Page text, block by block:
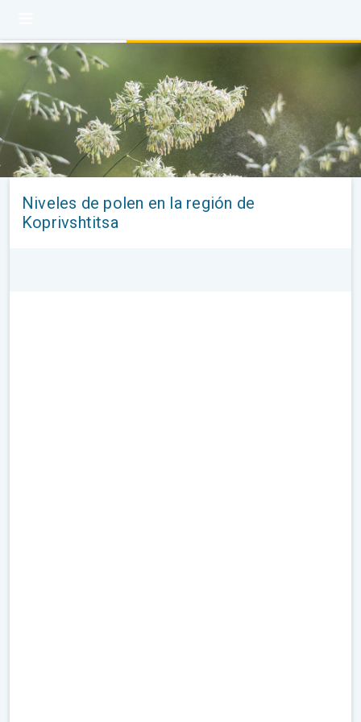
Niveles de polen en la región de
Koprivshtitsa